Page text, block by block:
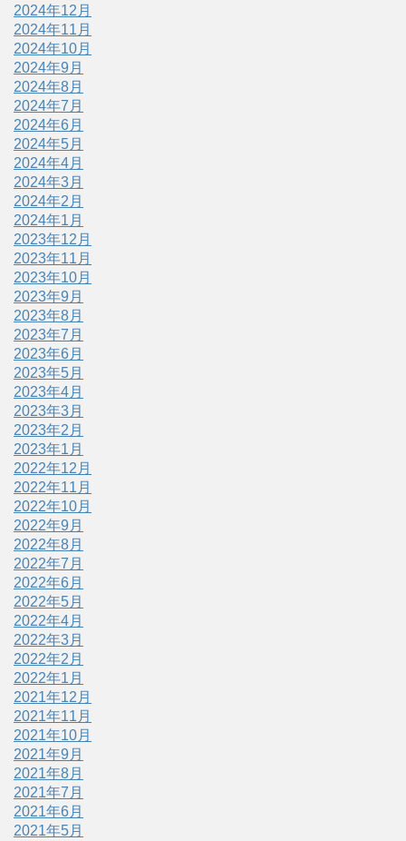
2024年12月
2024年11月
2024年10月
2024年9月
2024年8月
2024年7月
2024年6月
2024年5月
2024年4月
2024年3月
2024年2月
2024年1月
2023年12月
2023年11月
2023年10月
2023年9月
2023年8月
2023年7月
2023年6月
2023年5月
2023年4月
2023年3月
2023年2月
2023年1月
2022年12月
2022年11月
2022年10月
2022年9月
2022年8月
2022年7月
2022年6月
2022年5月
2022年4月
2022年3月
2022年2月
2022年1月
2021年12月
2021年11月
2021年10月
2021年9月
2021年8月
2021年7月
2021年6月
2021年5月